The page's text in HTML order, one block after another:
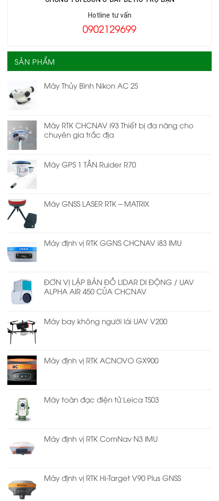
Hotline tư vấn
0902129699
SẢN PHẨM
Máy Thủy Bình Nikon AC 2S
Máy RTK CHCNAV i93 Thiết bị đa năng cho
chuyên gia trắc địa
Máy GPS 1 TẦN Ruider R70
Máy GNSS LASER RTK – MATRIX
Máy định vị RTK GGNS CHCNAV i83 IMU
ĐƠN VỊ LẬP BẢN ĐỒ LIDAR DI ĐỘNG / UAV
ALPHA AIR 450 CỦA CHCNAV
Máy bay không người lái UAV V200
Máy định vị RTK ACNOVO GX900
Máy toàn đạc điện tử Leica TS03
Máy định vị RTK ComNav N3 IMU
Máy định vị RTK Hi-Target V90 Plus GNSS